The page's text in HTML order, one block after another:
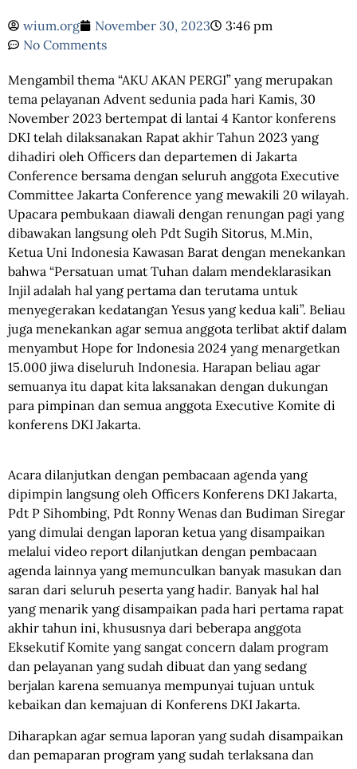
wium.org November 30, 2023
3:46 pm
No Comments
Mengambil thema “AKU AKAN PERGI” yang merupakan
tema pelayanan Advent sedunia pada hari Kamis, 30
November 2023 bertempat di lantai 4 Kantor konferens
DKI telah dilaksanakan Rapat akhir Tahun 2023 yang
dihadiri oleh Officers dan departemen di Jakarta
Conference bersama dengan seluruh anggota Executive
Committee Jakarta Conference yang mewakili 20 wilayah.
Upacara pembukaan diawali dengan renungan pagi yang
dibawakan langsung oleh Pdt Sugih Sitorus, M.Min,
Ketua Uni Indonesia Kawasan Barat dengan menekankan
bahwa “Persatuan umat Tuhan dalam mendeklarasikan
Injil adalah hal yang pertama dan terutama untuk
menyegerakan kedatangan Yesus yang kedua kali”. Beliau
juga menekankan agar semua anggota terlibat aktif dalam
menyambut Hope for Indonesia 2024 yang menargetkan
15.000 jiwa diseluruh Indonesia. Harapan beliau agar
semuanya itu dapat kita laksanakan dengan dukungan
para pimpinan dan semua anggota Executive Komite di
konferens DKI Jakarta.
Acara dilanjutkan dengan pembacaan agenda yang
dipimpin langsung oleh Officers Konferens DKI Jakarta,
Pdt P Sihombing, Pdt Ronny Wenas dan Budiman Siregar
yang dimulai dengan laporan ketua yang disampaikan
melalui video report dilanjutkan dengan pembacaan
agenda lainnya yang memunculkan banyak masukan dan
saran dari seluruh peserta yang hadir. Banyak hal hal
yang menarik yang disampaikan pada hari pertama rapat
akhir tahun ini, khususnya dari beberapa anggota
Eksekutif Komite yang sangat concern dalam program
dan pelayanan yang sudah dibuat dan yang sedang
berjalan karena semuanya mempunyai tujuan untuk
kebaikan dan kemajuan di Konferens DKI Jakarta.
Diharapkan agar semua laporan yang sudah disampaikan
dan pemaparan program yang sudah terlaksana dan